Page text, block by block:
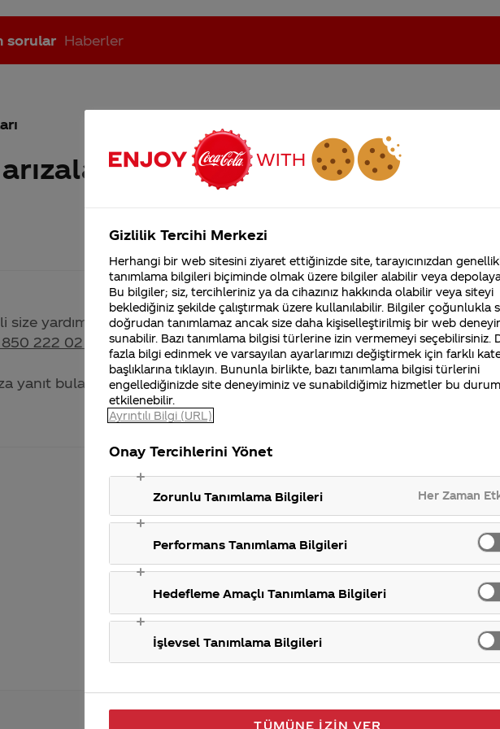
sorular Haberler
malı mı Yani ... Coca-Cola'nın Filistin'de fabr... Coca-Cola’yı kim buldu?
bayramın ilk günü hala
yardımcı olabilecek en yetkili birim Müşteri İletişim Merkezimiz'dir.
222 02 24 numaralı telefondan ulaşabilirsiniz.
yanıt bulabileceğiniz Merak Ettim sitemizi ziyaret ettiğiniz için teşekkür
Coca-Cola Şirketi
merak ettikleriniz.
Fabrikalarımız,
sertifikalarımız, faaliyet
gösterdiğimiz ülkeler,
tarihçemiz ve daha
Gizlilik Tercihi Merkezi
Herhangi bir web sitesini ziyaret ettiğinizde site, tarayıcınızdan
tanımlama bilgileri biçiminde olmak üzere bilgiler alabilir veya
Bu bilgiler; siz, tercihleriniz ya da cihazınız hakkında olabilir veya siteyi
beklediğiniz şekilde çalıştırmak üzere kullanılabilir. Bilgiler çoğunlukla
doğrudan tanımlamaz ancak size daha kişiselleştirilmiş bir web
sunabilir. Bazı tanımlama bilgisi türlerine izin vermemeyi seçebilirsiniz.
fazla bilgi edinmek ve varsayılan ayarlarımızı değiştirmek için farklı
başlıklarına tıklayın. Bununla birlikte, bazı tanımlama bilgisi türlerini
engellediğinizde site deneyiminiz ve sunabildiğimiz hizmetler bu
etkilenebilir.
Ayrıntılı Bilgi (URL)
Onay Tercihlerini Yönet
Zorunlu Tanımlama Bilgileri Her Zaman
Performans Tanımlama Bilgileri
Hedefleme Amaçlı Tanımlama Bilgileri
İşlevsel Tanımlama Bilgileri
TÜMÜNE İZIN VER